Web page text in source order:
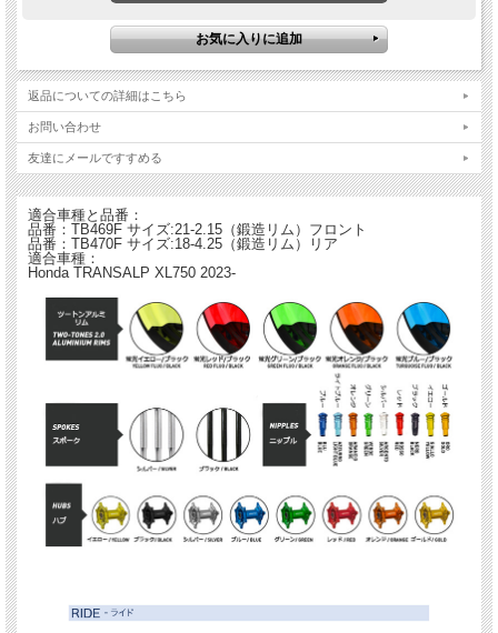
alpina アルピナの3つのホイールスタイル
RIDE（ライド）：あらゆる路面に適するホイール
アルマイト処理を施された表面の抵抗力は、砂利道からオフロード（山道や砂利道
など未舗装路）まであらゆる地形において走行が可能ですが、アルピナのデザイン
性やカスタマイズの魅力はそのままです。
STYLE（スタイル）：最もエクストリームなカスタマイズをするために生まれた
豊富なオプション
クラシックなグロッシー（艶）仕上げまたはアグレッシブなマット（艶消し）仕上
げの単色ニス塗装から、エクスクルーシブなメタリックカラーまたはビンテージ風
のハンドブラシによる表面仕上げなどが選べます。誰が見ても「羨ましい！」と思
われるバイクになること間違いなし！
B-COLOR（ビーカラー）：これぞアルピナ！ツートンカラーペイント
2008 年にスーパーモトのレーストラックで誕生したアルピナの紛れもないシグネ
チャーの「BCOLOR（ビーカラー）」パック。好きな色を組み合わせて、クラシ
ックなグロッシーまたはアグレッシブなマット仕上げのどちらかを選び、それを反
対色のSTSニップルと組み合わせましょう。 これでレースをする準備が整いまし
車種と年式は下記の中からお選びいただき、入力してください。
Honda TRANSALP XL750 2023-
ハブ色:レッド, ブルー, オレンジ, ブラック,ゴールド,チタン,コーヒー
返品についての詳細はこちら
お問い合わせ
友達にメールですすめる
適合車種と品番：
品番：TB469F サイズ:21-2.15（鍛造リム）フロント
品番：TB470F サイズ:18-4.25（鍛造リム）リア
適合車種：
Honda TRANSALP XL750 2023-